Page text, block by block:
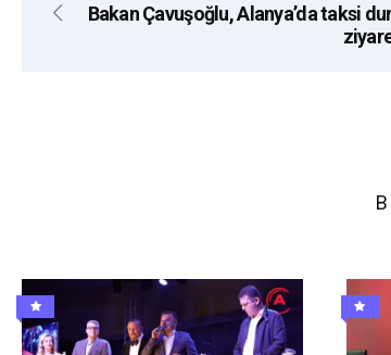
Bakan Çavuşoğlu, Alanya’da taksi